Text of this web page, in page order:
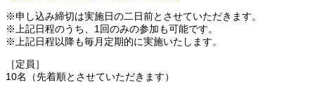
※申し込み締切は実施日の二日前とさせていただきます。
※上記日程のうち、1回のみの参加も可能です。
※上記日程以降も毎月定期的に実施いたします。
［定員］
10名（先着順とさせていただきます）